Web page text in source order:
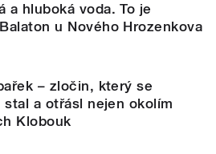
a hluboká voda. To je
u Nového Hrozenkova
– zločin, který se
a otřásl nejen okolím
Klobouk